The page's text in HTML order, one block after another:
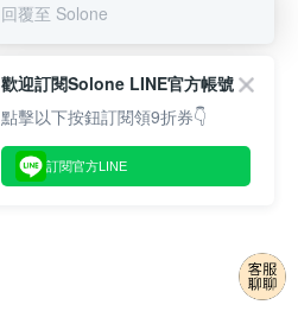
回覆至 Solone
歡迎訂閱Solone LINE官方帳號
點擊以下按鈕訂閱領9折券👇
訂閱官方LINE